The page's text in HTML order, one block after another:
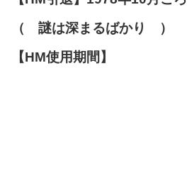
（ 謎は深まるばかり ）
【HM使用期間】